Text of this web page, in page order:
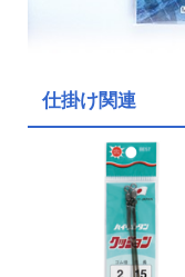
仕掛け関連